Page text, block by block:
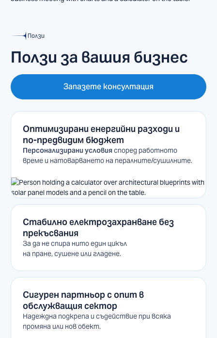
Ползи
Ползи за вашия бизнес
Запазете консултация
Оптимизирани енергийни разходи и
по-предвидим бюджет
Персонализирани условияспоред работното
време и натоварването на пералните/сушилните.
Стабилно електрозахранване без
прекъсвания
За да не спира нито един цикъл
на пране, сушене или гладене.
Сигурен партньор с опит в
обслужващия сектор
Надеждна подкрепа и съдействие при всяка
промяна или нов обект.